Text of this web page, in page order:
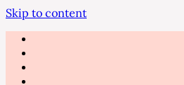
Skip to content